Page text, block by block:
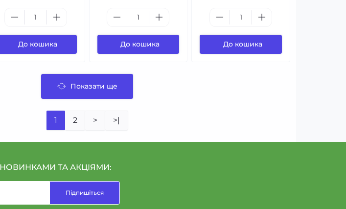
До кошика До кошика До кошика
Показати ще
1 2 > >|
НОВИНКАМИ ТА АКЦІЯМИ:
Підпишіться